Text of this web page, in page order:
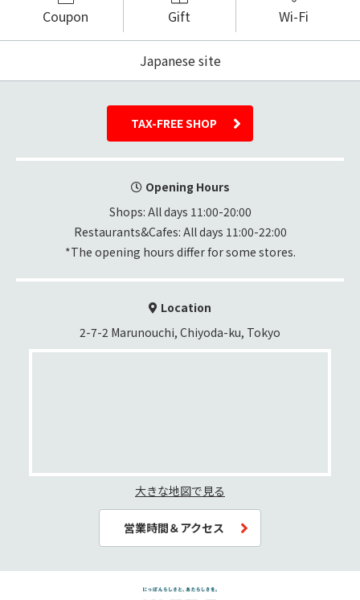
Coupon Gift Wi-Fi
Japanese site
TAX-FREE SHOP
Opening Hours
Shops: All days 11:00-20:00
Restaurants&Cafes: All days 11:00-22:00
*The opening hours differ for some stores.
Location
2-7-2 Marunouchi, Chiyoda-ku, Tokyo
大きな地図で見る
営業時間＆アクセス